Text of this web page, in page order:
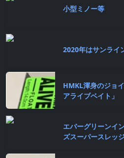
小型ミノー等
2020年はサンライ
HMKL渾身のジョ
アライブベイト」
エバーグリーンイ
ズスーパースレッ